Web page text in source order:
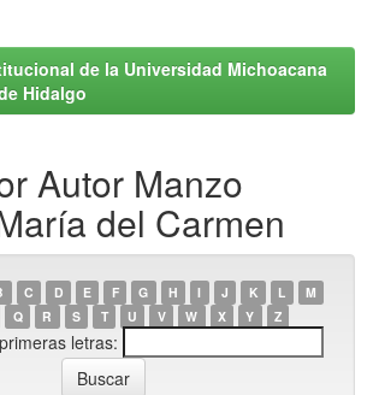
de la Universidad Michoacana
Hidalgo
Autor Manzo
del Carmen
C D E F G H I J K L
M
Q R S T U V W X Y Z
letras: